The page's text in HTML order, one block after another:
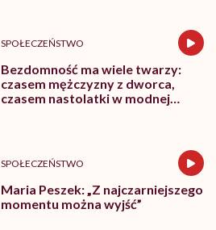
SPOŁECZEŃSTWO
Bezdomność ma wiele twarzy:
czasem mężczyzny z dworca,
czasem nastolatki w modnej
SPOŁECZEŃSTWO
Maria Peszek: „Z najczarniejszego
momentu można wyjść”